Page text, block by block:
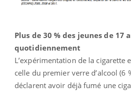
Plus de 30 % des jeunes de 17
quotidiennement
L’expérimentation de la cigarette
celle du premier verre d’alcool (6
déclarent avoir déjà fumé une